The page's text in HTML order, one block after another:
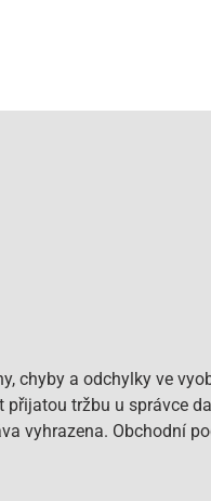
chyby a odchylky ve
tržbu u správce
vyhrazena. Obchodní